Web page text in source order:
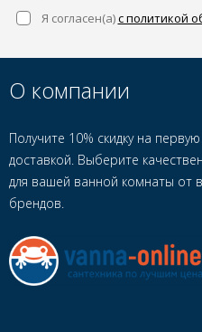
Я согласен(a)с политикой
О компании
Получите 10% скидку на
доставкой. Выберите
для вашей ванной комнаты от
брендов.